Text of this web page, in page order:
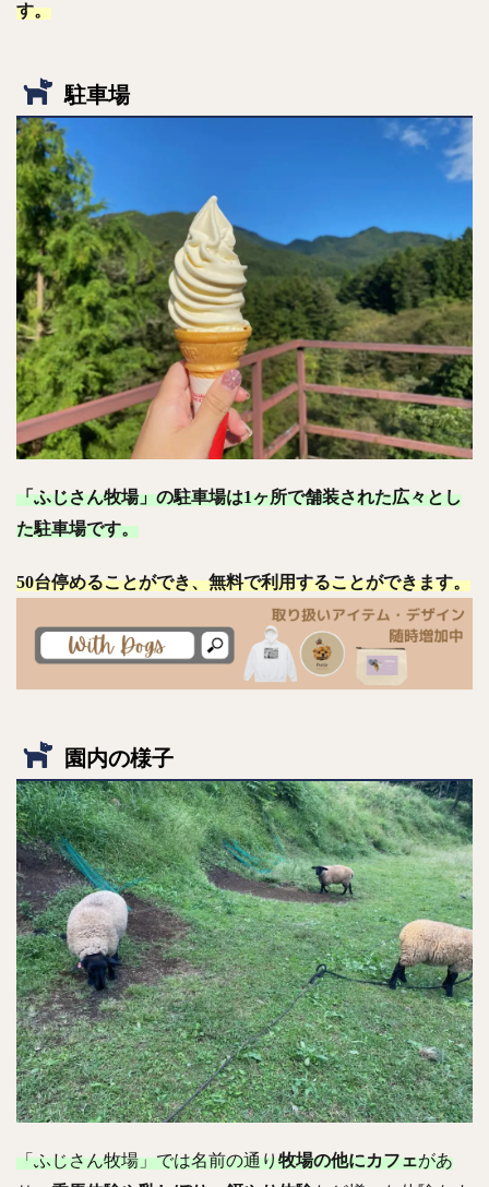
す。
駐車場
「ふじさん牧場」の駐車場は1ヶ所で舗装された広々とし
た駐車場です。
50台停めることができ、無料で利用することができます。
園内の様子
「ふじさん牧場」では名前の通り牧場の他にカフェがあ